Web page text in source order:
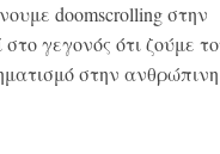
doomscrolling στην
γεγονός ότι ζούμε
στην ανθρώπινη